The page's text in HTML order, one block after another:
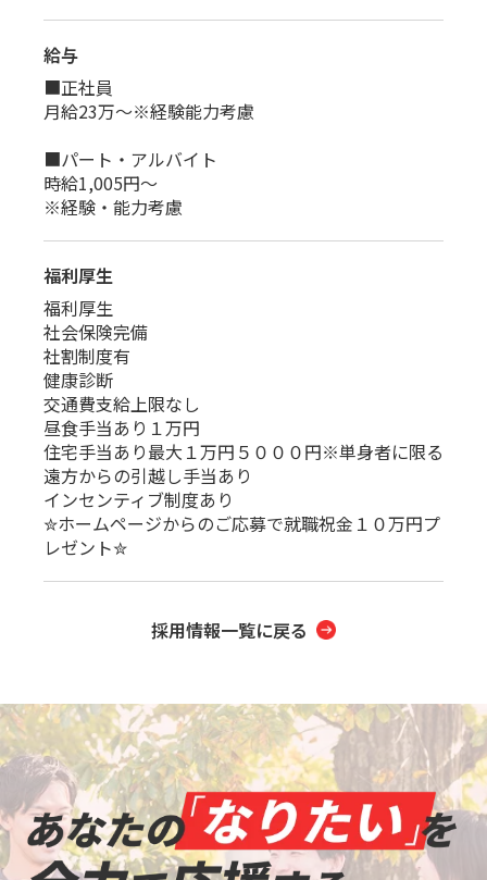
給与
■正社員
月給23万～※経験能力考慮
■パート・アルバイト
時給1,005円～
※経験・能力考慮
福利厚生
福利厚生
社会保険完備
社割制度有
健康診断
交通費支給上限なし
昼食手当あり１万円
住宅手当あり最大１万円５０００円※単身者に限る
遠方からの引越し手当あり
インセンティブ制度あり
✮ホームページからのご応募で就職祝金１０万円プ
レゼント✮
採用情報一覧に戻る